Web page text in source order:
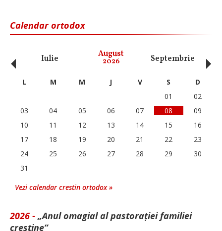
Calendar ortodox
Iulie August
2026 Septembrie
‹ L M M J V S
D
01
02
03
04 05 06 07 08
09
10
11 12 13 14 15
16
17
18 19 20 21 22
23
24
25 26 27 28 29
30
31
Vezi calendar crestin ortodox »
2026 - „Anul omagial al pastorației familiei
creștine”